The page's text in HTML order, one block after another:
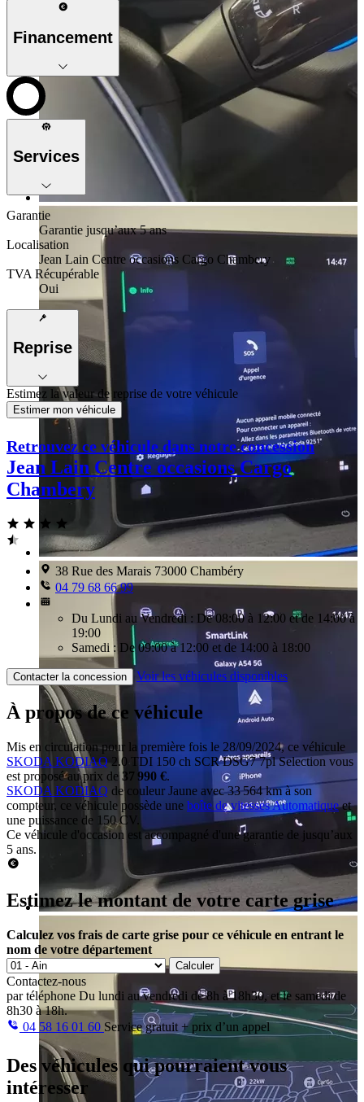
Financement
Services
Garantie
Garantie jusqu’aux 5 ans
Localisation
Jean Lain Centre occasions Cargo Chambery
TVA Récupérable
Oui
Reprise
Estimez la valeur de reprise de votre véhicule
Estimer mon véhicule
Retrouvez ce véhicule dans notre concession
Jean Lain Centre occasions Cargo
Chambery
38 Rue des Marais 73000 Chambéry
04 79 68 66 99
Du Lundi au Vendredi : De 08:00 à 12:00 et de 14:00 à
19:00
Samedi : De 09:00 à 12:00 et de 14:00 à 18:00
Contacter la concession Voir les véhicules disponibles
À propos de ce véhicule
Mis en circulation pour la première fois le 28/09/2024, ce véhicule
SKODA KODIAQ 2.0 TDI 150 ch SCR DSG7 7pl Selection vous
est proposé au prix de37 990 €.
SKODA KODIAQ de couleur Jaune avec 33 564 km à son
compteur, ce véhicule possède une boîte de vitesses Automatiqueet
une puissance de 150 CV.
Ce véhicule d'occasion est accompagné d'une garantie de jusqu’aux
5 ans.
Estimez le montant de votre carte grise
Calculez vos frais de carte grise pour ce véhicule en entrant le
nom de votre département
Calculer
Contactez-nous
par téléphone Du lundi au vendredi de 8h à 18h30, et le samedi de
8h30 à 18h.
04 58 16 01 60 Service gratuit + prix d’un appel
Des véhiculesqui pourraient vous
intéresser